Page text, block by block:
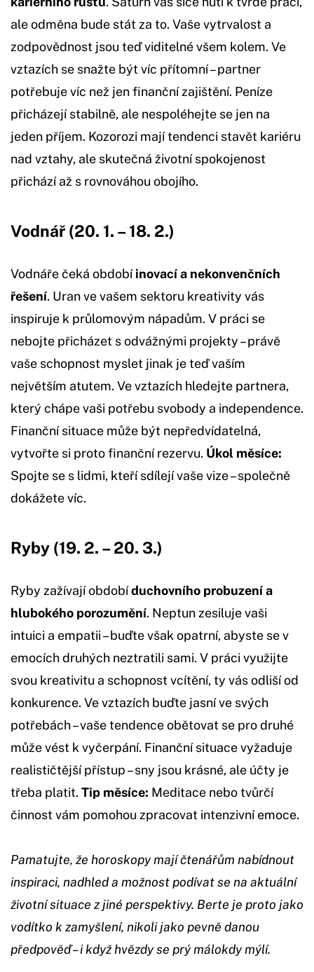
ale odměna bude stát za to. Vaše vytrvalost a
zodpovědnost jsou teď viditelné všem kolem. Ve
vztazích se snažte být víc přítomní – partner
potřebuje víc než jen finanční zajištění. Peníze
přicházejí stabilně, ale nespoléhejte se jen na
jeden příjem. Kozorozi mají tendenci stavět kariéru
nad vztahy, ale skutečná životní spokojenost
přichází až s rovnováhou obojího.
Vodnář (20. 1. – 18. 2.)
Vodnáře čeká obdobíinovací a nekonvenčních
řešení. Uran ve vašem sektoru kreativity vás
inspiruje k průlomovým nápadům. V práci se
nebojte přicházet s odvážnými projekty – právě
vaše schopnost myslet jinak je teď vaším
největším atutem. Ve vztazích hledejte partnera,
který chápe vaši potřebu svobody a independence.
Finanční situace může být nepředvídatelná,
vytvořte si proto finanční rezervu. Úkol měsíce:
Spojte se s lidmi, kteří sdílejí vaše vize – společně
dokážete víc.
Ryby (19. 2. – 20. 3.)
Ryby zažívají obdobíduchovního probuzení a
hlubokého porozumění. Neptun zesiluje vaši
intuici a empatii – buďte však opatrní, abyste se v
emocích druhých neztratili sami. V práci využijte
svou kreativitu a schopnost vcítění, ty vás odliší od
konkurence. Ve vztazích buďte jasní ve svých
potřebách – vaše tendence obětovat se pro druhé
může vést k vyčerpání. Finanční situace vyžaduje
realističtější přístup – sny jsou krásné, ale účty je
třeba platit. Tip měsíce: Meditace nebo tvůrčí
činnost vám pomohou zpracovat intenzivní emoce.
Pamatujte, že horoskopy mají čtenářům nabídnout
inspiraci, nadhled a možnost podívat se na aktuální
životní situace z jiné perspektivy. Berte je proto jako
vodítko k zamyšlení, nikoli jako pevně danou
předpověď – i když hvězdy se prý málokdy mýlí.